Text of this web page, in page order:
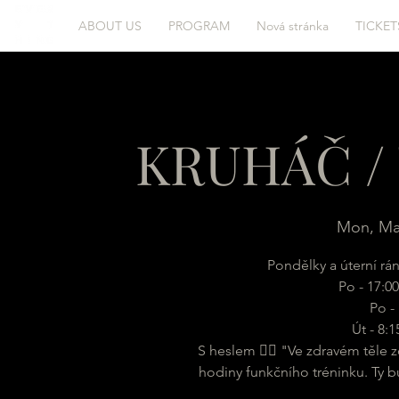
ABOUT US PROGRAM Nová stránka
KRUHÁČ
Mon,
Pondělky a úterní
Po -
Po -
Út -
S heslem 🏋️‍♂️ "Ve zdravém těle